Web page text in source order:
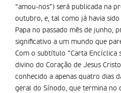
“amou-nos”) será publicada na
outubro, e, tal como já havia
Papa no passado mês de junho,
significativo a um mundo que
Com o subtítulo “Carta Encíclica
divino do Coração de Jesus
conhecido a apenas quatro dias
geral do Sínodo, que termina no